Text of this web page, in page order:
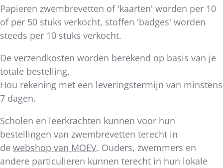
Papieren zwembrevetten of 'kaarten' worden per 10
of per 50 stuks verkocht, stoffen 'badges' worden
steeds per 10 stuks verkocht.
De verzendkosten worden berekend op basis van je
totale bestelling.
Hou rekening met een leveringstermijn van minstens
7 dagen.
Scholen en leerkrachten kunnen voor hun
bestellingen van zwembrevetten terecht in
de webshop van MOEV. Ouders, zwemmers en
andere particulieren kunnen terecht in hun lokale